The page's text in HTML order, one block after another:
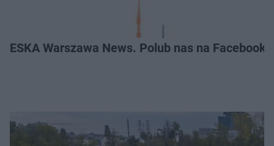
ESKA Warszawa News. Polub nas na